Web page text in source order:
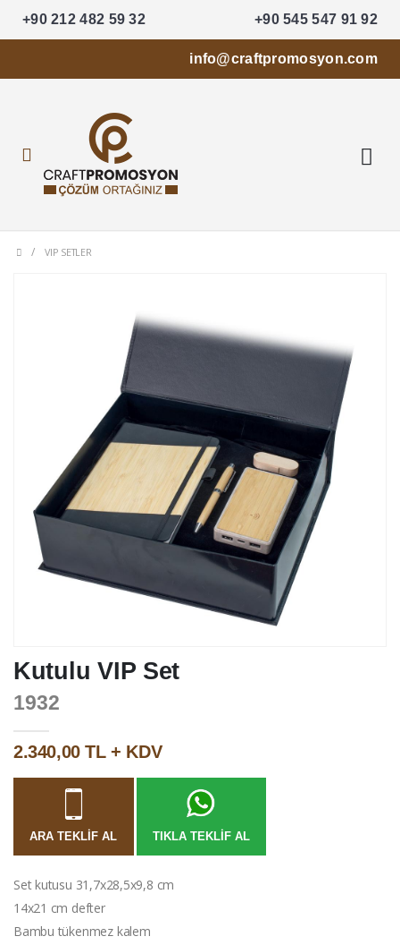
+90 212 482 59 32 +90 545 547 91 92
info@craftpromosyon.com
VIP SETLER
Kutulu VIP Set
1932
2.340,00 TL + KDV
ARA TEKLIF AL TIKLA TEKLIF AL
Set kutusu 31,7x28,5x9,8 cm
14x21 cm defter
Bambu tükenmez kalem